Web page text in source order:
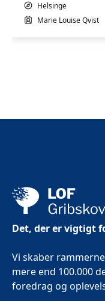
Helsinge
Marie Louise Qvist
Det, der er vigtigt
Vi skaber
mere end 100.000
foredrag og